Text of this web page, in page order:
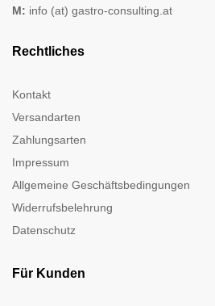
M: info (at) gastro-consulting.at
Rechtliches
Kontakt
Versandarten
Zahlungsarten
Impressum
Allgemeine Geschäftsbedingungen
Widerrufsbelehrung
Datenschutz
Für Kunden